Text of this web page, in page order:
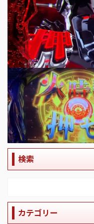
検索
カテゴリー